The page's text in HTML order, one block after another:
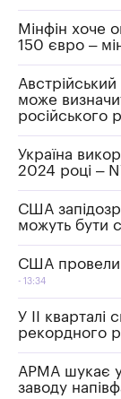
Мінфін хоче
150 євро –
може
російського
Україна
2024 році –
США
можуть бути
США провели
13:34
У ІІ кварталі
рекордного
АРМА шукає
заводу